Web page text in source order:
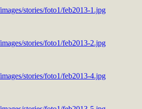
stories/foto1/feb2013-1.jpg
stories/foto1/feb2013-2.jpg
stories/foto1/feb2013-4.jpg